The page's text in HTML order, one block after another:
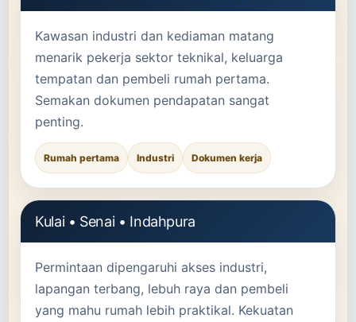
Kawasan industri dan kediaman matang
menarik pekerja sektor teknikal, keluarga
tempatan dan pembeli rumah pertama.
Semakan dokumen pendapatan sangat
penting.
Rumah pertama Industri Dokumen kerja
Kulai • Senai • Indahpura
Permintaan dipengaruhi akses industri,
lapangan terbang, lebuh raya dan pembeli
yang mahu rumah lebih praktikal. Kekuatan